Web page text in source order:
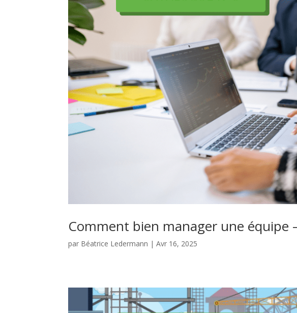
Comment bien manager une équipe
par Béatrice Ledermann |Avr 16, 2025